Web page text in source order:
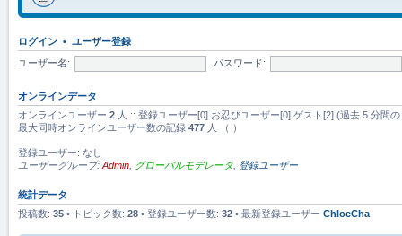
ログイン • ユーザー登録
ユーザー名: パスワード:
オンラインデータ
オンラインユーザー 2 人 :: 登録ユーザー[0] お忍びユーザー[0] ゲスト[2] (過去 5 分間
最大同時オンラインユーザー数の記録 477 人 （ ）
登録ユーザー: なし
ユーザーグループ: Admin グローバルモデレータ 登録ユーザー
統計データ
投稿数: 35 • トピック数: 28 • 登録ユーザー数: 32 • 最新登録ユーザー ChloeCha